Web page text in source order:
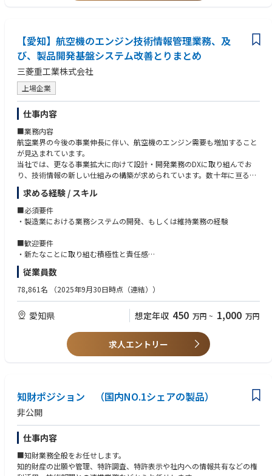
【愛知】航空機のエンジン技術情報管理業務、及
び、製品開発基盤システム改善とりまとめ
三菱重工業株式会社
上場企業
仕事内容
■業務内容
航空業界の今後の事業伸長に伴い、航空機のエンジン需要も増加すること
が見込まれています。
当社では、更なる事業拡大に向けて設計・開発業務のDXに取り組んでお
り、技術情報の新しい仕組みの構築が求められています。数十年に亘る民
間航空エンジンの開発は、膨大な知的資産、計算データ、研究が不可欠で
す。
知財による技術の保護、開発基盤の維持改善により、技術部の設計、開
発、研究業務の成果を最大化する必要があります。
(A)航空機のエンジン技術情報管理業務（研究開発含む）
航空機に搭載されるエンジンの設計、製造に必要な社内の技術活動を支援
今後の航空機エンジンの設計に活用していくための情報管理の仕組みを再
構築します。技術情報のデータベース等から設計技術者に必要な情報を提
供する仕組みを検討し、構築していきます。また、社内の研究開発の計画
策定、報告のとりまとめを支援します。
弊社の製品開発の基盤として使用しているPLMシステム（Teamcenter）
の改善を通じて自社製品（設計、開発品含む）の形態管理の最適化及び効
ただくことがあります。
■期待する役割：
航空エンジン業界は旺盛な事業伸長が見込まれており、脱炭素にも対応す
べく電動化・水素・SAF（持続可能な航空燃料）などの新技術の開発を進
当社は、更なる事業拡大のため、次世代機に求められる環境適合型燃焼
器・高性能タービンを中心とした製品開発・技術開発、及び、今後活性化
求める経験 / スキル
■必須要件
・製造業における業務システムの開発、もしくは維持業務の経験
■歓迎要件
・新たなことに取り組む積極性と責任感
・Python等のプログラム言語、ITスキルやデータサイエンスに関する知識
力。従業員数
78,861名 （2025年9月30日時点（連結））
愛知県 想定年収 450 万円 ~ 1,000 万円
求人エントリー
知財ポジション （国内NO.1シェアの製品）
非公開
仕事内容
■知財業務全般をお任せします。
知的財産の出願や管理、特許調査、特許表示や社内への情報共有などの権